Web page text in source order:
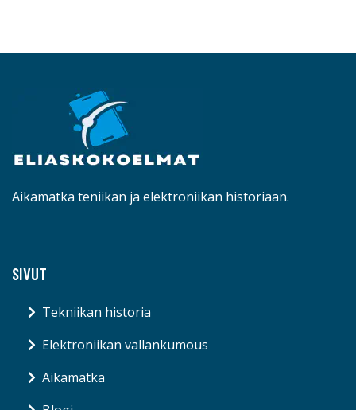
Aikamatka teniikan ja elektroniikan historiaan.
SIVUT
Tekniikan historia
Elektroniikan vallankumous
Aikamatka